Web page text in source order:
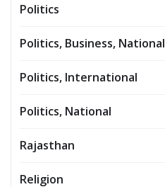
Politics
Politics, Business, National
Politics, International
Politics, National
Rajasthan
Religion